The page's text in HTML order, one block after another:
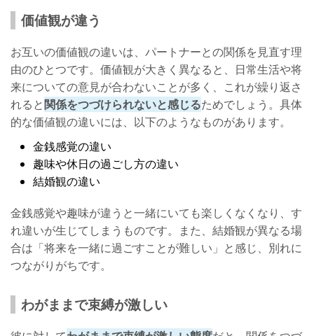
価値観が違う
お互いの価値観の違いは、パートナーとの関係を見直す理
由のひとつです。価値観が大きく異なると、日常生活や将
来についての意見が合わないことが多く、これが繰り返さ
れると関係をつづけられないと感じるためでしょう。具体
的な価値観の違いには、以下のようなものがあります。
金銭感覚の違い
趣味や休日の過ごし方の違い
結婚観の違い
金銭感覚や趣味が違うと一緒にいても楽しくなくなり、す
れ違いが生じてしまうものです。また、結婚観が異なる場
合は「将来を一緒に過ごすことが難しい」と感じ、別れに
つながりがちです。
わがままで束縛が激しい